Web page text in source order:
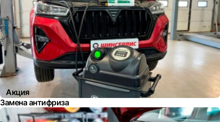
Акция
Замена антифриза